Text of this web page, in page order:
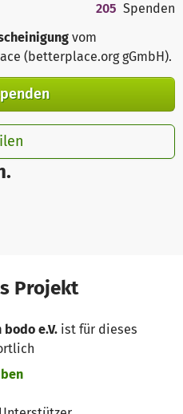
205 Spenden
vom
(betterplace.org gGmbH).
Projekt
bodo e.V. ist für dieses